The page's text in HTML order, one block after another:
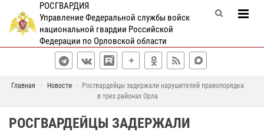
РОСГВАРДИЯ
Управление Федеральной службы войск
национальной гвардии Российской
Федерации по Орловской области
Главная Новости
Росгвардейцы задержали нарушителей правопорядка
в трех районах Орла
РОСГВАРДЕЙЦЫ ЗАДЕРЖАЛИ